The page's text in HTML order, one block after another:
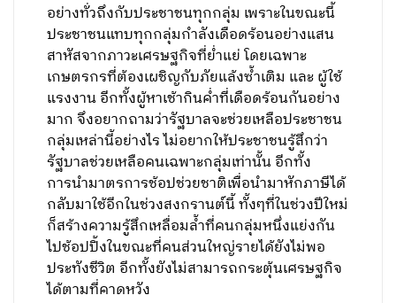
อย่างทั่วถึงกับประชาชนทุกกลุ่ม เพราะในขณะนี้
ประชาชนแทบทุกกลุ่มกำลังเดือดร้อนอย่างแสน
สาหัสจากภาวะเศรษฐกิจที่ย่ำแย่ โดยเฉพาะ
เกษตรกรที่ต้องเผชิญกับภัยแล้งซ้ำเติม และ ผู้ใช้
แรงงาน อีกทั้งผู้หาเช้ากินค่ำที่เดือดร้อนกันอย่าง
มาก จึงอยากถามว่ารัฐบาลจะช่วยเหลือประชาชน
กลุ่มเหล่านี้อย่างไร ไม่อยากให้ประชาชนรู้สึกว่า
รัฐบาลช่วยเหลือคนเฉพาะกลุ่มเท่านั้น อีกทั้ง
การนำมาตรการช้อปช่วยชาติเพื่อนำมาหักภาษีได้
กลับมาใช้อีกในช่วงสงกรานต์นี้ ทั้งๆที่ในช่วงปีใหม่
ก็สร้างความรู้สึกเหลื่อมล้ำที่คนกลุ่มหนึ่งแย่งกัน
ไปช้อปปิ้งในขณะที่คนส่วนใหญ่รายได้ยังไม่พอ
ประทังชีวิต อีกทั้งยังไม่สามารถกระตุ้นเศรษฐกิจ
ได้ตามที่คาดหวัง